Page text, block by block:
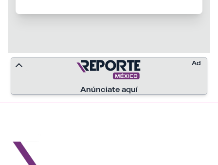
Anúnciate aquí
Ad